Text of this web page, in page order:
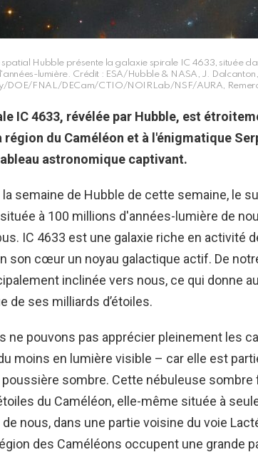
Hubble présente la galaxie spirale IC 4633, située
lumière. Crédit : ESA/Hubble & NASA, J.
DOE/FNAL/DECam/CTIO/NOIRLab/NSF/AURA,
IC 4633, révélée par Hubble, est
région du Caméléon et à l'énigmatique
astronomique captivant.
la semaine de Hubble de cette semaine, le
à 100 millions d'années-lumière de
IC 4633 est une galaxie riche en activité
son cœur un noyau galactique actif. De
inclinée vers nous, ce qui donne
de ses milliards d’étoiles.
ne pouvons pas apprécier pleinement les
moins en lumière visible – car elle est
sombre. Cette nébuleuse sombre
du Caméléon, elle-même située à
nous, dans une partie voisine du voie
des Caméléons occupent une grande